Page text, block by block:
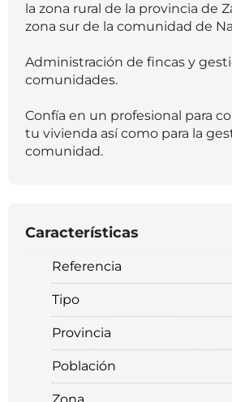
la zona rural de la provincia de
zona sur de la comunidad de
Administración de fincas y
comunidades.
Confía en un profesional para
tu vivienda así como para la
comunidad.
Características
Referencia
Tipo
Provincia
Población